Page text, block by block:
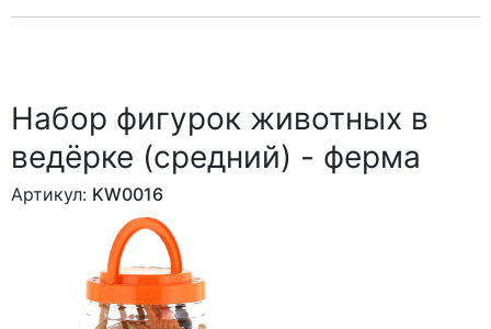
Набор фигурок животных в
ведёрке (средний) - ферма
Артикул: KW0016